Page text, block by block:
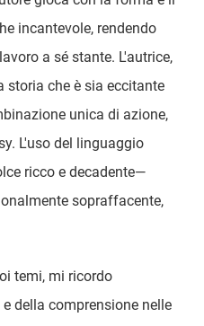
incantevole, rendendo
a sé stante. L'autrice,
storia che è sia eccitante
unica di azione,
L'uso del linguaggio
ricco e decadente—
sopraffacente,
temi, mi ricordo
della comprensione nelle